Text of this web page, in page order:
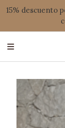
15% descuento